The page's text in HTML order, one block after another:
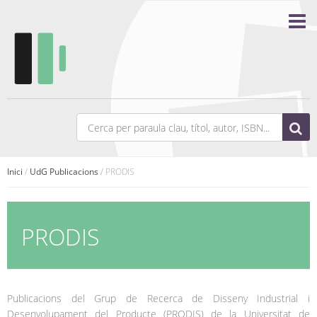
Inici / UdG Publicacions / PRODIS
PRODIS
Publicacions del Grup de Recerca de Disseny Industrial i
Desenvolupament del Producte (PRODIS) de la Universitat de